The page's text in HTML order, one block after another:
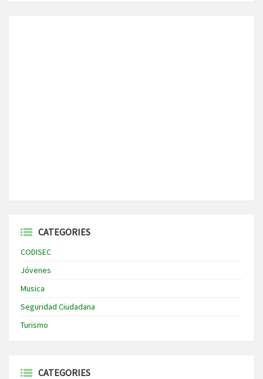
CATEGORIES
CODISEC
Jóvenes
Musica
Seguridad Ciudadana
Turismo
CATEGORIES